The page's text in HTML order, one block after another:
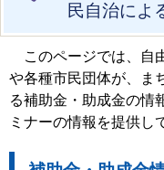
民自治によ
このページでは、自
や各種市民団体が、ま
る補助金・助成金の情
ミナーの情報を提供し